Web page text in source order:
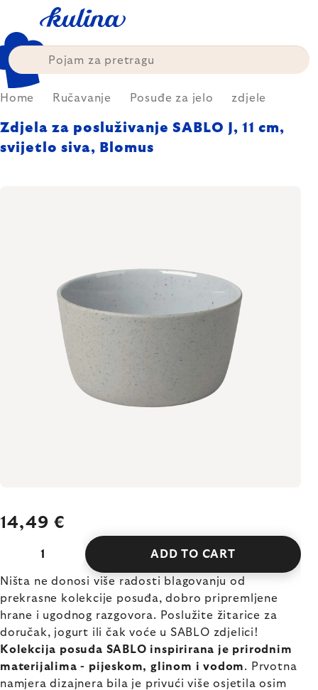
content
Home Ručavanje Posuđe za jelo zdjele
Zdjela za posluživanje SABLO J, 11 cm,
svijetlo siva, Blomus
14,49 €
ADD TO CART
Ništa ne donosi više radosti blagovanju od
prekrasne kolekcije posuđa, dobro pripremljene
hrane i ugodnog razgovora. Poslužite žitarice za
doručak, jogurt ili čak voće u SABLO zdjelici!
Kolekcija posuđa SABLO inspirirana je prirodnim
materijalima - pijeskom, glinom i vodom. Prvotna
namjera dizajnera bila je privući više osjetila osim